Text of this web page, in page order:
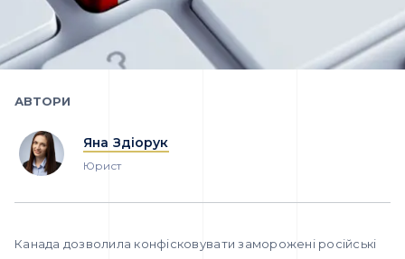
АВТОРИ
Яна Здіорук
Юрист
Канада дозволила конфісковувати заморожені російські